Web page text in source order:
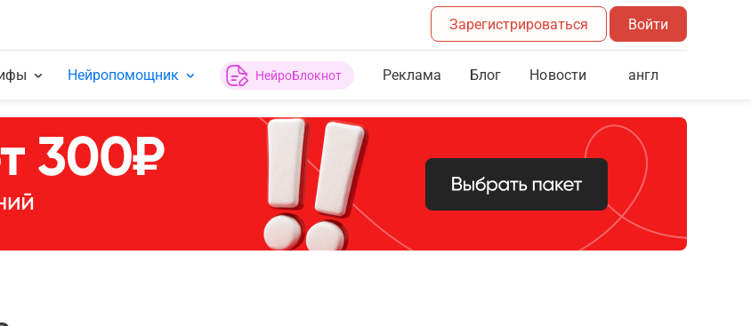
Зарегистрироваться Войти
Нейропомощник НейроБлокнот Реклама Блог Новости англ